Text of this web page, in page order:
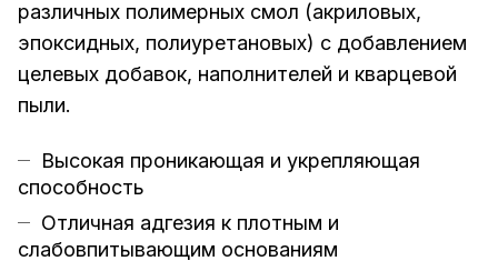
различных полимерных смол (акриловых,
эпоксидных, полиуретановых) с добавлением
целевых добавок, наполнителей и кварцевой
пыли.
Высокая проникающая и укрепляющая
способность
Отличная адгезия к плотным и
слабовпитывающим основаниям